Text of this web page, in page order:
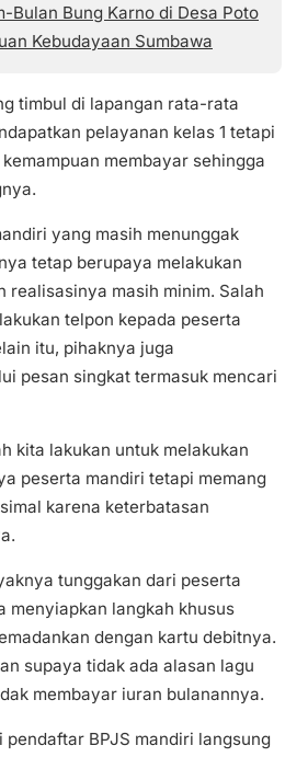
Bulan Bung Karno di Desa Poto
Kebudayaan Sumbawa
timbul di lapangan rata-rata
pelayanan kelas 1 tetapi
membayar sehingga
yang masih menunggak
tetap berupaya melakukan
realisasinya masih minim. Salah
telpon kepada peserta
itu, pihaknya juga
pesan singkat termasuk mencari
kita lakukan untuk melakukan
peserta mandiri tetapi memang
karena keterbatasan
tunggakan dari peserta
menyiapkan langkah khusus
dengan kartu debitnya.
supaya tidak ada alasan lagu
membayar iuran bulanannya.
pendaftar BPJS mandiri langsung